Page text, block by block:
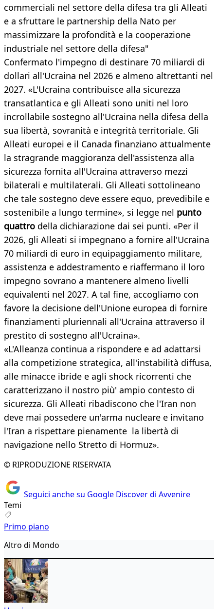
commerciali nel settore della difesa tra gli Alleati
e a sfruttare le partnership della Nato per
massimizzare la profondità e la cooperazione
industriale nel settore della difesa"
Confermato l'impegno di destinare 70 miliardi di
dollari all'Ucraina nel 2026 e almeno altrettanti nel
2027. «L'Ucraina contribuisce alla sicurezza
transatlantica e gli Alleati sono uniti nel loro
incrollabile sostegno all'Ucraina nella difesa della
sua libertà, sovranità e integrità territoriale. Gli
Alleati europei e il Canada finanziano attualmente
la stragrande maggioranza dell'assistenza alla
sicurezza fornita all'Ucraina attraverso mezzi
bilaterali e multilaterali. Gli Alleati sottolineano
che tale sostegno deve essere equo, prevedibile e
sostenibile a lungo termine», si legge nel punto
quattro della dichiarazione dai sei punti. «Per il
2026, gli Alleati si impegnano a fornire all'Ucraina
70 miliardi di euro in equipaggiamento militare,
assistenza e addestramento e riaffermano il loro
impegno sovrano a mantenere almeno livelli
equivalenti nel 2027. A tal fine, accogliamo con
favore la decisione dell'Unione europea di fornire
finanziamenti pluriennali all'Ucraina attraverso il
prestito di sostegno all'Ucraina».
«L'Alleanza continua a rispondere e ad adattarsi
alla competizione strategica, all'instabilità diffusa,
alle minacce ibride e agli shock ricorrenti che
caratterizzano il nostro più' ampio contesto di
sicurezza. Gli Alleati ribadiscono che l'Iran non
deve mai possedere un'arma nucleare e invitano
l'Iran a rispettare pienamente la libertà di
navigazione nello Stretto di Hormuz».
© RIPRODUZIONE RISERVATA
Seguici anche su Google Discover di Avvenire
Temi
Primo piano
Altro di Mondo